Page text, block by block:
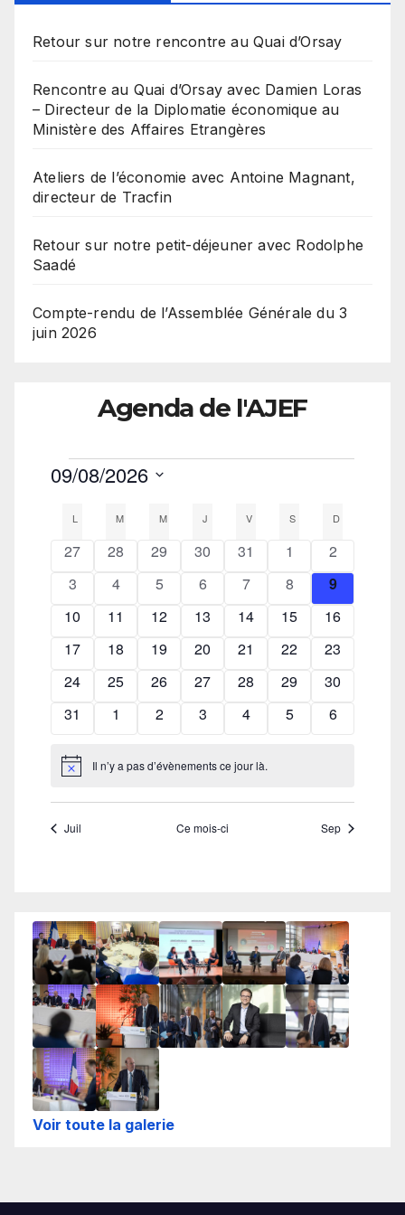
Retour sur notre rencontre au Quai d’Orsay
Rencontre au Quai d’Orsay avec Damien Loras
– Directeur de la Diplomatie économique au
Ministère des Affaires Etrangères
Ateliers de l’économie avec Antoine Magnant,
directeur de Tracfin
Retour sur notre petit-déjeuner avec Rodolphe
Saadé
Compte-rendu de l’Assemblée Générale du 3
juin 2026
Agenda de l'AJEF
Voir toute la galerie